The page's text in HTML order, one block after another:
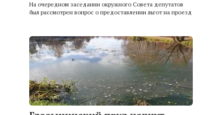
На очередном заседании окружного Совета депутатов
был рассмотрен вопрос о предоставлении льгот на проезд